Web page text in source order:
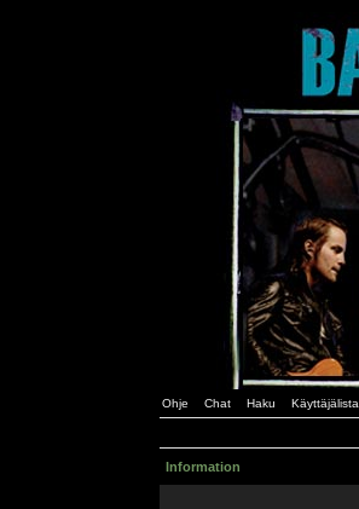
Ohje Chat Haku Käyttäjälista
Information